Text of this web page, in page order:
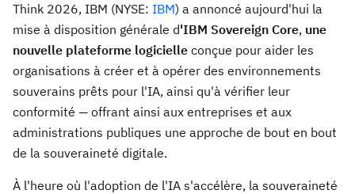
Think 2026, IBM (NYSE: IBM) a annoncé aujourd'hui la
mise à disposition générale d'IBM Sovereign Core, une
nouvelle plateforme logicielle conçue pour aider les
organisations à créer et à opérer des environnements
souverains prêts pour l'IA, ainsi qu'à vérifier leur
conformité — offrant ainsi aux entreprises et aux
administrations publiques une approche de bout en bout
de la souveraineté digitale.
À l'heure où l'adoption de l'IA s'accélère, la souveraineté